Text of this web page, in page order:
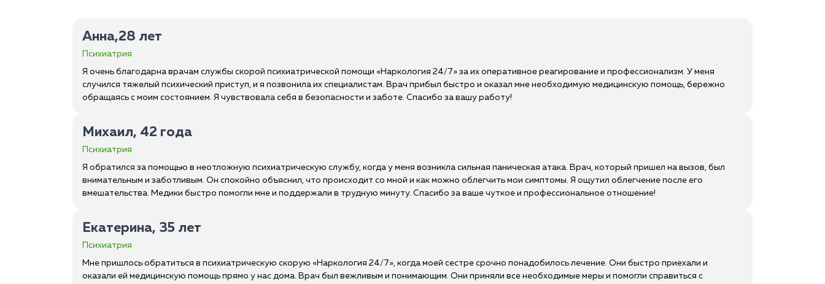
Анна,28 лет
Психиатрия
Я очень благодарна врачам службы скорой психиатрической помощи «Наркология 24/7» за их оперативное реагирование и профессионализм. У меня
случился тяжелый психический приступ, и я позвонила их специалистам. Врач прибыл быстро и оказал мне необходимую медицинскую помощь, бережно
обращаясь с моим состоянием. Я чувствовала себя в безопасности и заботе. Спасибо за вашу работу!
Михаил, 42 года
Психиатрия
Я обратился за помощью в неотложную психиатрическую службу, когда у меня возникла сильная паническая атака. Врач, который пришел на вызов, был
внимательным и заботливым. Он спокойно объяснил, что происходит со мной и как можно облегчить мои симптомы. Я ощутил облегчение после его
вмешательства. Медики быстро помогли мне и поддержали в трудную минуту. Спасибо за ваше чуткое и профессиональное отношение!
Екатерина, 35 лет
Психиатрия
Мне пришлось обратиться в психиатрическую скорую «Наркология 24/7», когда моей сестре срочно понадобилось лечение. Они быстро приехали и
оказали ей медицинскую помощь прямо у нас дома. Врач был вежливым и понимающим. Они приняли все необходимые меры и помогли справиться с